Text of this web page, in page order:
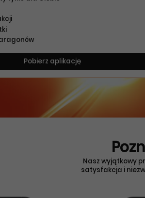
Pobierz aplikację
Nasz wyjątkowy
satysfakcja i